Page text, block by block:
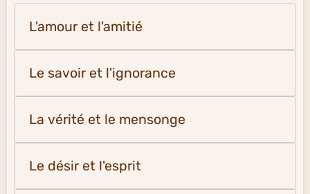
L'amour et l'amitié
Le savoir et l'ignorance
La vérité et le mensonge
Le désir et l'esprit